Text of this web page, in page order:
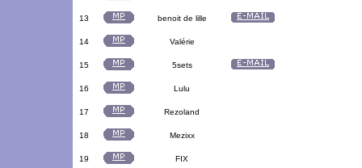
13 benoit de lille
14 Valérie
15 5sets
16 Lulu
17 Rezoland
18 Mezixx
19 FIX